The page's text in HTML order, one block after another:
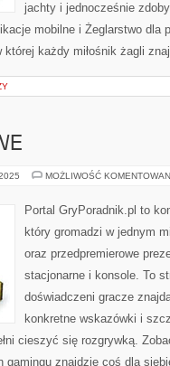
jachty i jednocześnie
mobilne i Żeglarstwo dla
której każdy miłośnik żagli
MOŻLIWOŚĆ
Portal GryPoradnik.pl to
który gromadzi w jednym
oraz przedpremierowe
stacjonarne i konsole. To
doświadczeni gracze
konkretne wskazówki i
cieszyć się rozgrywką.
gamingu znajdzie coś dla